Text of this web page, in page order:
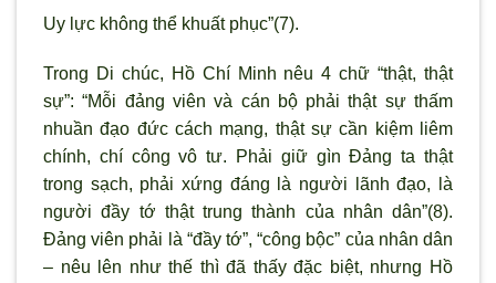
Uy lực không thể khuất phục”(7).
Trong Di chúc, Hồ Chí Minh nêu 4 chữ “thật, thật
sự”: “Mỗi đảng viên và cán bộ phải thật sự thấm
nhuần đạo đức cách mạng, thật sự cần kiệm liêm
chính, chí công vô tư. Phải giữ gìn Đảng ta thật
trong sạch, phải xứng đáng là người lãnh đạo, là
người đầy tớ thật trung thành của nhân dân”(8).
Đảng viên phải là “đầy tớ”, “công bộc” của nhân dân
– nêu lên như thế thì đã thấy đặc biệt, nhưng Hồ